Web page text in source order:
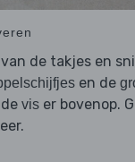
van de takjes en
en de
vis er bovenop.